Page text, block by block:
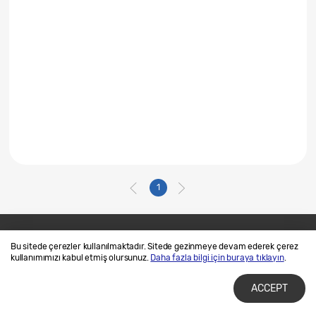
Bu sitede çerezler kullanılmaktadır. Sitede gezinmeye devam ederek çerez
kullanımımızı kabul etmiş olursunuz. Daha fazla bilgi için buraya tıklayın.
ACCEPT
1
Bize Ulaşın
SAMSUNG.COM